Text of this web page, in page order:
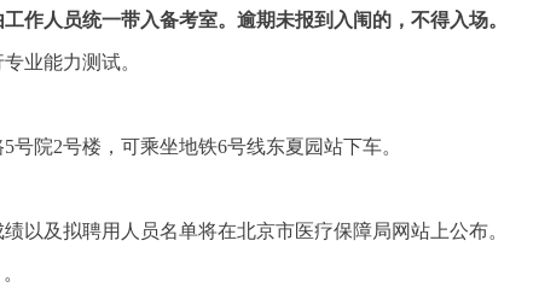
作人员统一带入备考室。逾期未报到入闱的，不得入场。
业能力测试。
院2号楼，可乘坐地铁6号线东夏园站下车。
以及拟聘用人员名单将在北京市医疗保障局网站上公布。